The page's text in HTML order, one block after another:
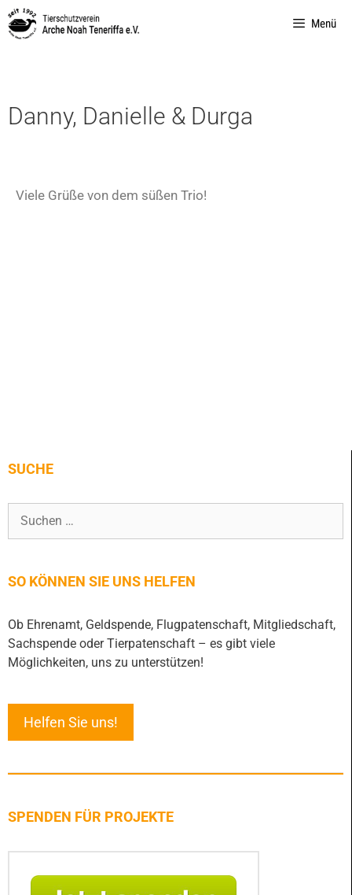
Menü
Danny, Danielle & Durga
Viele Grüße von dem süßen Trio!
SUCHE
SO KÖNNEN SIE UNS HELFEN
Ob Ehrenamt, Geldspende, Flugpatenschaft, Mitgliedschaft,
Sachspende oder Tierpatenschaft – es gibt viele
Möglichkeiten, uns zu unterstützen!
Helfen Sie uns!
SPENDEN FÜR PROJEKTE